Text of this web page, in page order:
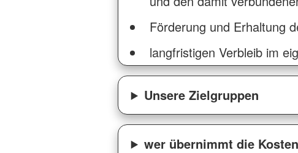
Förderung und Erhaltung
langfristigen Verbleib im
Unsere Zielgruppen
wer übernimmt die